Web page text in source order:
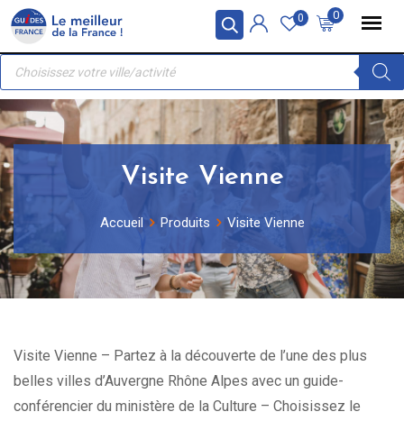
Panneau de gestion des cookies
Skip
content
0
0
Recherche
produits
Visite Vienne
Accueil Produits Visite Vienne
Visite Vienne – Partez à la découverte de l’une des plus
belles villes d’Auvergne Rhône Alpes avec un guide-
conférencier du ministère de la Culture – Choisissez le